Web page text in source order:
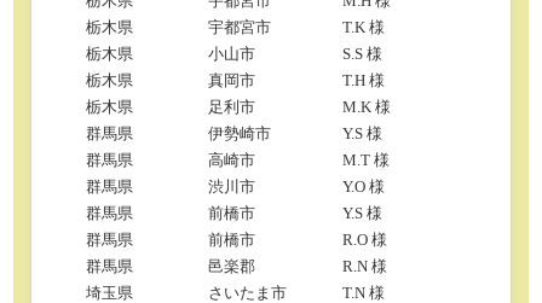
栃木県
宇都宮市
T.K 様
栃木県
小山市
S.S 様
栃木県
真岡市
T.H 様
栃木県
足利市
M.K 様
群馬県
伊勢崎市
Y.S 様
群馬県
高崎市
M.T 様
群馬県
渋川市
Y.O 様
群馬県
前橋市
Y.S 様
群馬県
前橋市
R.O 様
群馬県
邑楽郡
R.N 様
埼玉県
さいたま市
T.N 様